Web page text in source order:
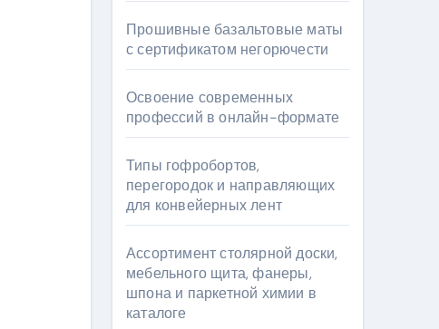
Прошивные базальтовые маты
с сертификатом негорючести
Освоение современных
профессий в онлайн-формате
Типы гофробортов,
перегородок и направляющих
для конвейерных лент
Ассортимент столярной доски,
мебельного щита, фанеры,
шпона и паркетной химии в
каталоге